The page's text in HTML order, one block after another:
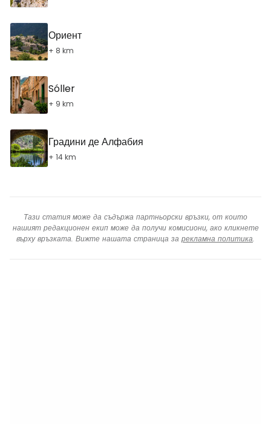
Ориент
+ 8 km
Sóller
+ 9 km
Градини де Алфабия
+ 14 km
Тази статия може да съдържа партньорски връзки, от които
нашият редакционен екип може да получи комисиони, ако кликнете
върху връзката. Вижте нашата страница за рекламна политика.